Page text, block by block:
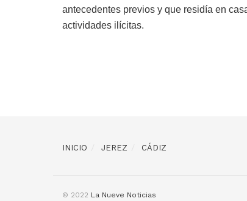
antecedentes previos y que residía en
actividades ilícitas.
INICIO JEREZ CÁDIZ
© 2022 La Nueve Noticias